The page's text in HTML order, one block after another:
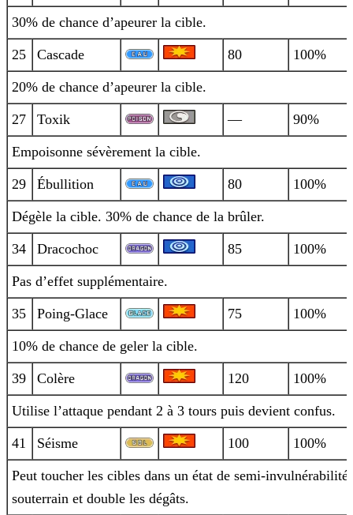
30% de chance d’apeurer la cible.
25 Cascade 80 100%
20% de chance d’apeurer la cible.
27 Toxik — 90%
Empoisonne sévèrement la cible.
29 Ébullition 80 100%
Dégèle la cible. 30% de chance de la brûler.
34 Dracochoc 85 100%
Pas d’effet supplémentaire.
35 Poing-Glace 75 100%
10% de chance de geler la cible.
39 Colère 120 100%
Utilise l’attaque pendant 2 à 3 tours puis devient confus.
41 Séisme 100 100%
Peut toucher les cibles dans un état de semi-invulnérabilité
souterrain et double les dégâts.